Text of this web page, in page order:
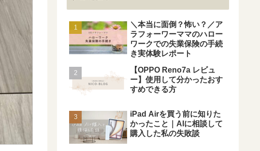
＼本当に面倒？怖い？／ア
ラフォーワーママのハロー
ワークでの失業保険の手続
き実体験レポート
【OPPO Reno7a レビュ
ー】使用して分かったおす
すめできる方
iPad Airを買う前に知りた
かったこと｜AIに相談して
購入した私の失敗談